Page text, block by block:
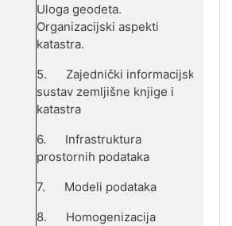
Uloga geodeta.
Organizacijski aspekti
katastra.
5. Zajednički informacijski
sustav zemljišne knjige i
katastra
6. Infrastruktura
prostornih podataka
7. Modeli podataka
8. Homogenizacija